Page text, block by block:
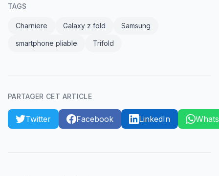
TAGS
Charniere Galaxy z fold Samsung
smartphone pliable Trifold
PARTAGER CET ARTICLE
Twitter Facebook LinkedIn